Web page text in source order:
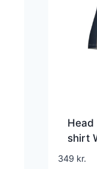
Head
shirt
349 kr.